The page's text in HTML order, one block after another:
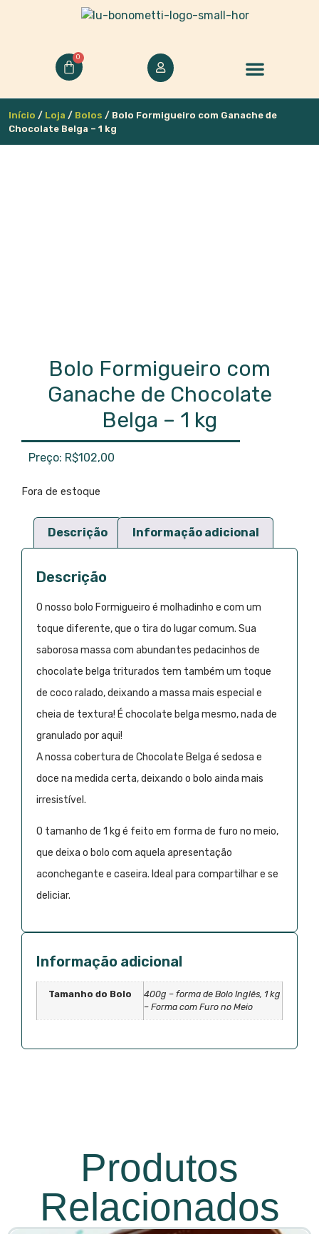
0
Início / Loja / Bolos / Bolo Formigueiro com Ganache de
Chocolate Belga – 1 kg
Bolo Formigueiro com
Ganache de Chocolate
Belga – 1 kg
R$102,00
Fora de estoque
Descrição Informação adicional
Descrição
O nosso bolo Formigueiro é molhadinho e com um
toque diferente, que o tira do lugar comum. Sua
saborosa massa com abundantes pedacinhos de
chocolate belga triturados tem também um toque
de coco ralado, deixando a massa mais especial e
cheia de textura! É chocolate belga mesmo, nada de
granulado por aqui!
A nossa cobertura de Chocolate Belga é sedosa e
doce na medida certa, deixando o bolo ainda mais
irresistível.
O tamanho de 1 kg é feito em forma de furo no meio,
que deixa o bolo com aquela apresentação
aconchegante e caseira. Ideal para compartilhar e se
deliciar.
Informação adicional
Tamanho do Bolo
400g – forma de Bolo Inglês, 1 kg
– Forma com Furo no Meio
Produtos
Relacionados